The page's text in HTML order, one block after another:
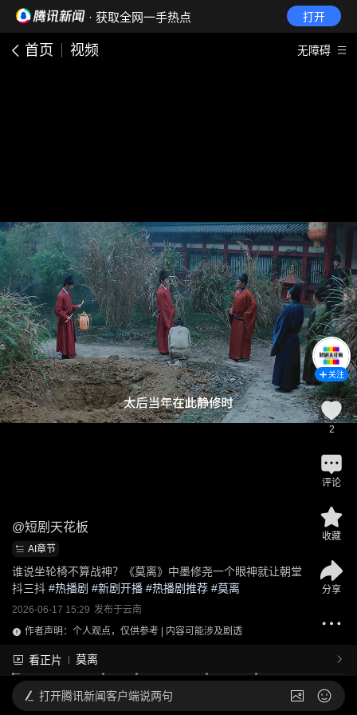
· 获取全网一手热点 打开
首页 视频 无障碍
@短剧天花板
AI章节
谁说坐轮椅不算战神？《莫离》中墨修尧一个眼神就让朝堂
抖三抖 #热播剧 #新剧开播 #热播剧推荐 #莫离
2026-06-17 15:29 发布于云南
作者声明：个人观点，仅供参考 | 内容可能涉及剧透
看正片 莫离
关注
2
评论
收藏
分享
打开腾讯新闻客户端说两句